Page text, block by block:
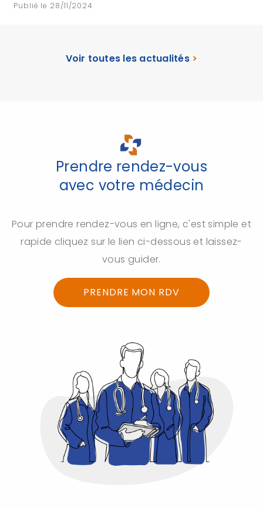
Publié le 28/11/2024
Voir toutes les actualités >
Prendre rendez-vous
avec votre médecin
Pour prendre rendez-vous en ligne, c'est simple et
rapide cliquez sur le lien ci-dessous et laissez-
vous guider.
PRENDRE MON RDV